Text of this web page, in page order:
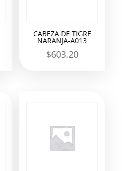
CABEZA DE TIGRE
NARANJA-A013
$603.20